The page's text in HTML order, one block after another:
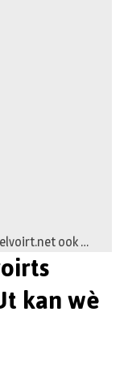
ook …
kan wè